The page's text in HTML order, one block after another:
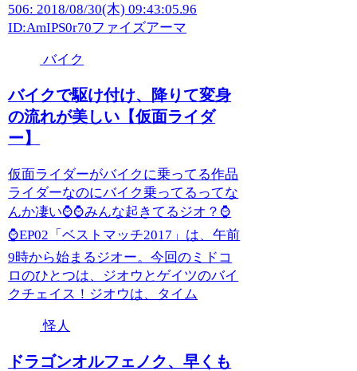
506: 2018/08/30(木) 09:43:05.96
ID:AmIPS0r70ファイズアーマ
バイク
バイクで駆け付け、降りて変身
の流れが美しい【仮面ライダ
ー】
仮面ライダーがバイクに乗ってる作品
ライダーなのにバイク乗ってるってな
んか凄い⌚⌚みんな起きてるジオ？⌚
⌚EP02「ベストマッチ2017」は、午前
9時から始まるジオー。今回のミドコ
ロのひとつは、ジオウとゲイツのバイ
クチェイス！ジオウは、タイム
怪人
ドラゴンオルフェノク、早くも